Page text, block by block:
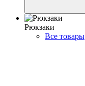
Рюкзаки
Все товары